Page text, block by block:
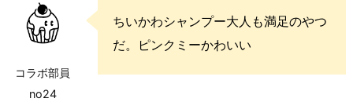
コラボ部員
no24
ちいかわシャンプー大人も満足のやつ
だ。ピンクミーかわいい